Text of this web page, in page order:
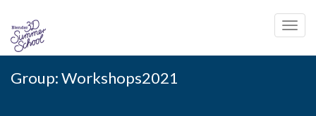
Group:Workshops2021